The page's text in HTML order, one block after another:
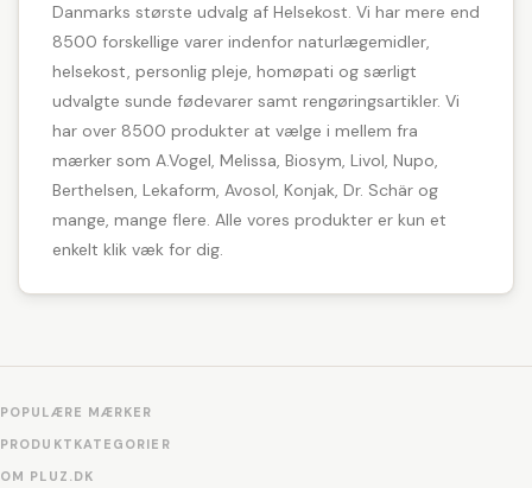
Danmarks største udvalg af Helsekost. Vi har mere end
8500 forskellige varer indenfor naturlægemidler,
helsekost, personlig pleje, homøpati og særligt
udvalgte sunde fødevarer samt rengøringsartikler. Vi
har over 8500 produkter at vælge i mellem fra
mærker som A.Vogel, Melissa, Biosym, Livol, Nupo,
Berthelsen, Lekaform, Avosol, Konjak, Dr. Schär og
mange, mange flere. Alle vores produkter er kun et
enkelt klik væk for dig.
POPULÆRE MÆRKER
PRODUKTKATEGORIER
OM PLUZ.DK